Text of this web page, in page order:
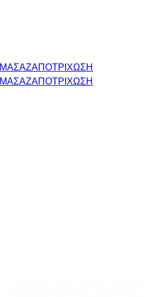
ΜΑΣΑΖΑΠΟΤΡΙΧΩΣΗ
ΜΑΣΑΖΑΠΟΤΡΙΧΩΣΗ